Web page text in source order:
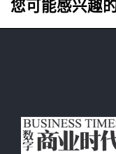
您可能感兴趣